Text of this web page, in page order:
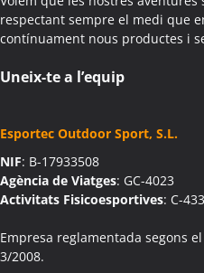
Activitats Família Amics
Colònies Escolars
Activitats Teambuilding
Activitats Teambuilding
Activitats Família Amics Aín
Colònies Escolars Aín
Activitats Teambuilding
Activitats Família Amics
Colònies Escolars Aitona
respectant sempre el medi que
contínuament nous productes i
Uneix-te a l’equip
Esportec Outdoor Sport, S.L.
NIF: B-17933508
Agència de Viatges: GC-4023
Activitats Fisicoesportives: C-433
Empresa reglamentada segons
3/2008.